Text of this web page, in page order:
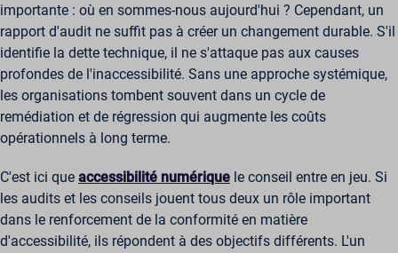
importante : où en sommes-nous aujourd'hui ? Cependant, un
rapport d'audit ne suffit pas à créer un changement durable. S'il
identifie la dette technique, il ne s'attaque pas aux causes
profondes de l'inaccessibilité. Sans une approche systémique,
les organisations tombent souvent dans un cycle de
remédiation et de régression qui augmente les coûts
opérationnels à long terme.
C'est ici que accessibilité numérique le conseil entre en jeu. Si
les audits et les conseils jouent tous deux un rôle important
dans le renforcement de la conformité en matière
d'accessibilité, ils répondent à des objectifs différents. L'un